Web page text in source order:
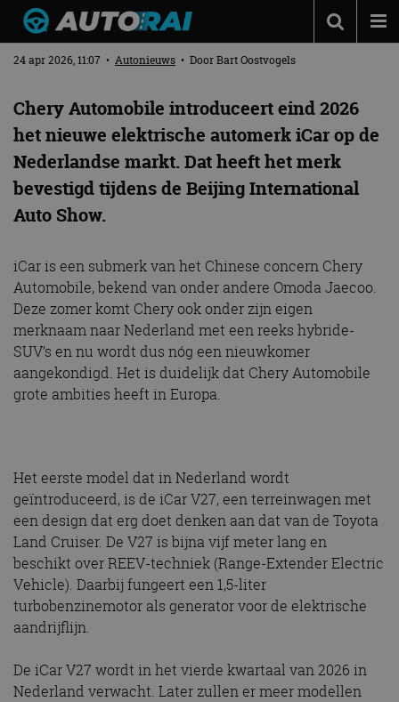
Autonieuws
Autotests
Automerken
Adverteren
MotorRAI.nl
ICAR V27 KOMT DIT JAAR NAAR NEDERLAND
24 apr 2026, 11:07 • Autonieuws • DoorBart Oostvogels
Chery Automobile introduceert eind 2026
het nieuwe elektrische automerk iCar op de
Nederlandse markt. Dat heeft het merk
bevestigd tijdens de Beijing International
Auto Show.
iCar is een submerk van het Chinese concern Chery
Automobile, bekend van onder andere Omoda Jaecoo.
Deze zomer komt Chery ook onder zijn eigen
merknaam naar Nederland met een reeks hybride-
SUV’s en nu wordt dus nóg een nieuwkomer
aangekondigd. Het is duidelijk dat Chery Automobile
grote ambities heeft in Europa.
Het eerste model dat in Nederland wordt
geïntroduceerd, is de iCar V27, een terreinwagen met
een design dat erg doet denken aan dat van de Toyota
Land Cruiser. De V27 is bijna vijf meter lang en
beschikt over REEV-techniek (Range-Extender Electric
Vehicle). Daarbij fungeert een 1,5-liter
turbobenzinemotor als generator voor de elektrische
aandrijflijn.
De iCar V27 wordt in het vierde kwartaal van 2026 in
Nederland verwacht. Later zullen er meer modellen